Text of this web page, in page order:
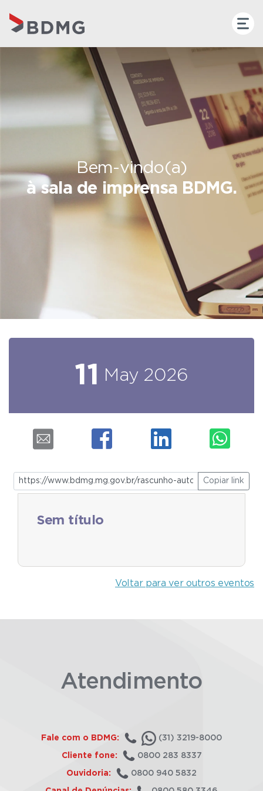
Bem-vindo(a)
à sala de imprensa BDMG.
11 May 2026
Copiar link
Sem título
Voltar para ver outros eventos
Atendimento
Fale com o BDMG: (31) 3219-8000
Cliente fone: 0800 283 8337
Ouvidoria: 0800 940 5832